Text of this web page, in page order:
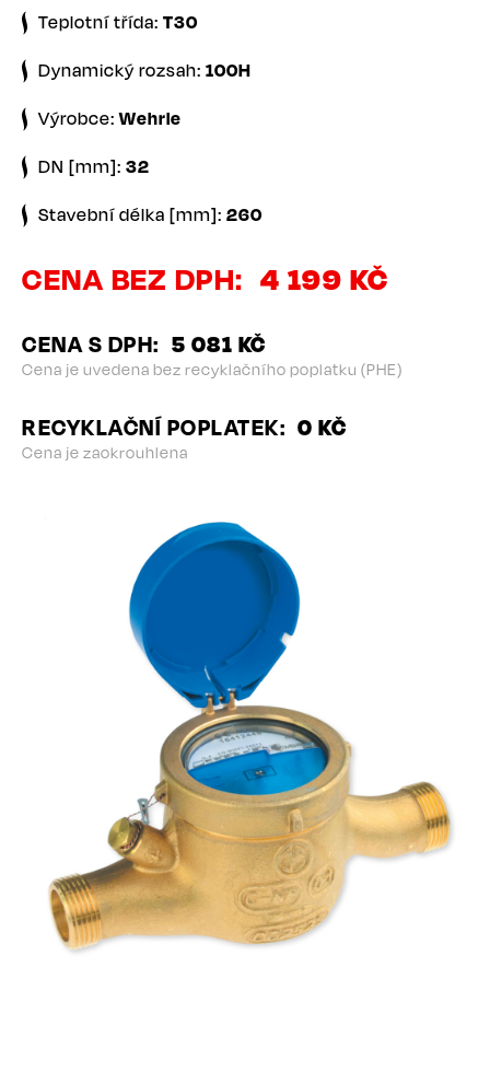
Teplotní třída: T30
Dynamický rozsah: 100H
Výrobce:Wehrle
DN [mm]: 32
Stavební délka [mm]: 260
CENA BEZ DPH 4 199 KČ
CENA S DPH 5 081 KČ
Cena je uvedena bez recyklačního poplatku (PHE)
RECYKLAČNÍ POPLATEK 0 KČ
Cena je zaokrouhlena